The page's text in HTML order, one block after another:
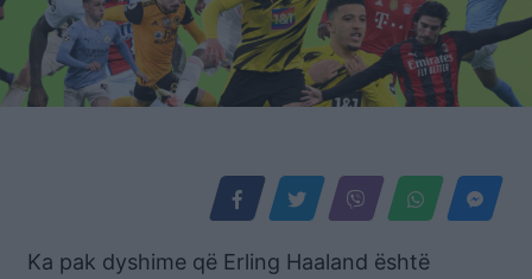
Ka pak dyshime që Erling Haaland është